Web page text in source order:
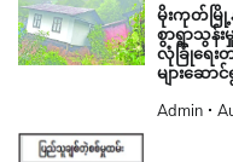
မိုးကုတ်မြို့
စွာရွာသွန်း
လုံခြုံရေး
များဆော
Admin